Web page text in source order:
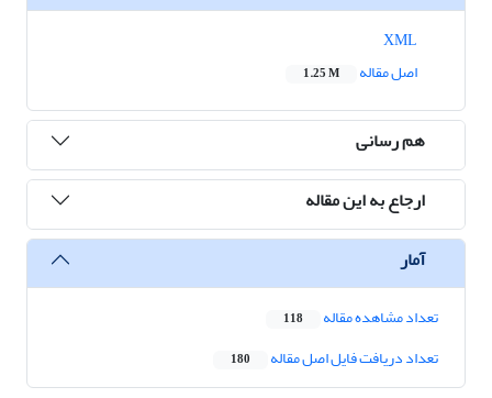
اصل مقاله
1.25 M
هم رسانی
ارجاع به این مقاله
آمار
تعداد مشاهده مقاله 118
تعداد دریافت فایل اصل مقاله 180